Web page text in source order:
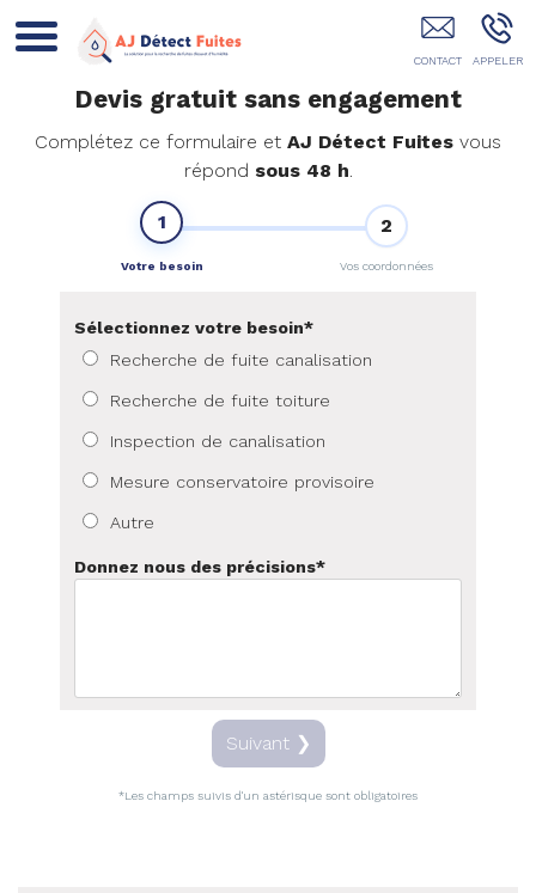
Devis gratuit sans engagement
Complétez ce formulaire et AJ Détect Fuites vous
répond sous 48 h.
1
Votre besoin
2
Vos coordonnées
Sélectionnez votre besoin*
Recherche de fuite canalisation
Recherche de fuite toiture
Inspection de canalisation
Mesure conservatoire provisoire
Autre
Donnez nous des précisions*
Suivant ❯
*Les champs suivis d'un astérisque sont obligatoires